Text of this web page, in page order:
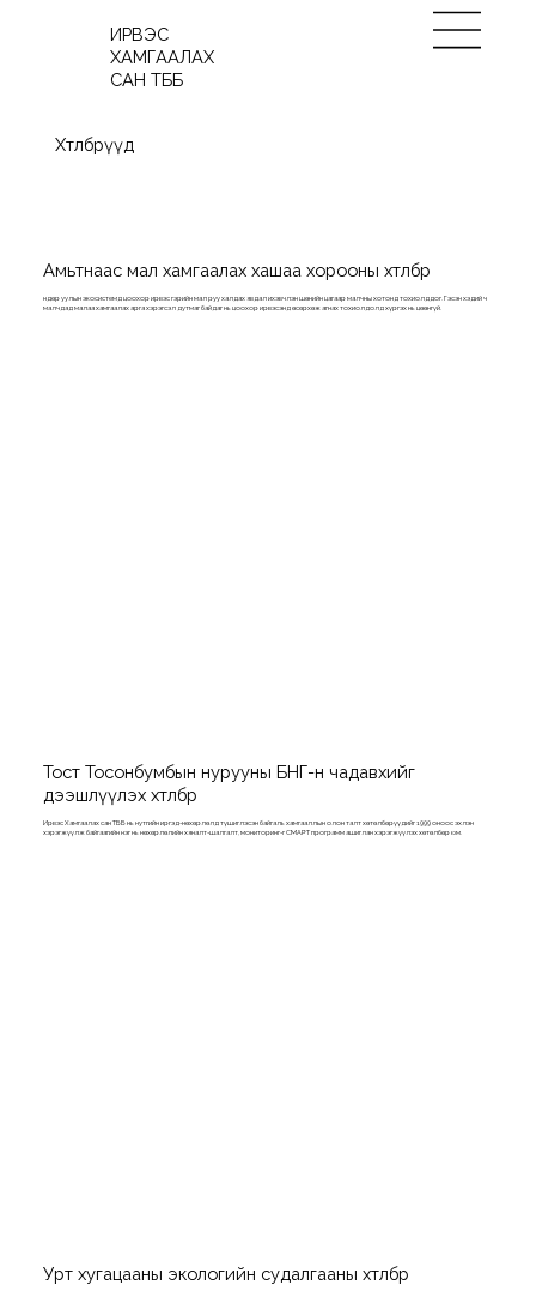
ИРВЭС
ХАМГААЛАХ
САН ТББ
Хөтөлбөрүүд
Амьтнаас мал хамгаалах хашаа хорооны хөтөлбөр
Өндөр уулын экосистемд цоохор ирвэс гэрийн мал руу халдах явдал ихэвчлэн шөнийн цагаар малчны хотонд тохиолддог. Гэсэн хэдий ч
малчдад малаа хамгаалах арга хэрэгсэл дутмаг байдаг нь цоохор ирвэсэнд өсөрхөж агнах тохиолдолд хүргэх нь цөөнгүй.
Тост Тосонбумбын нурууны БНГ-н чадавхийг
дээшлүүлэх хөтөлбөр
Ирвэс Хамгаалах сан ТББ нь нутгийн иргэд-нөхөрлөлд түшиглэсэн байгаль хамгааллын олон талт хөтөлбөрүүдийг 1999 оноос эхлэн
хэрэгжүүлж байгаагийн нэг нь нөхөрлөлийн хяналт-шалгалт, мониторинг-г СМАРТ программ ашиглан хэрэгжүүлэх хөтөлбөр юм.
Урт хугацааны экологийн судалгааны хөтөлбөр